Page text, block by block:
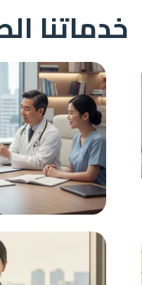
خدماتنا
دعم مستمر
استشارات طبية
الأطباء المتخصصين